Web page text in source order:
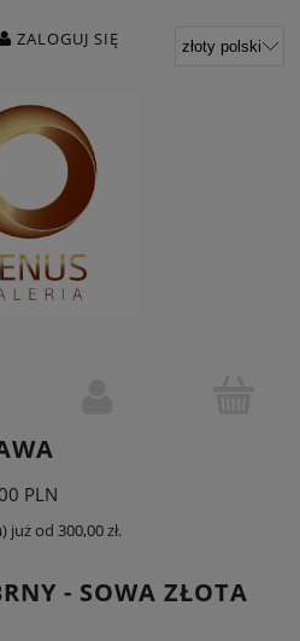
ZALOGUJ SIĘ
PLN
od 300,00 zł.
- SOWA ZŁOTA